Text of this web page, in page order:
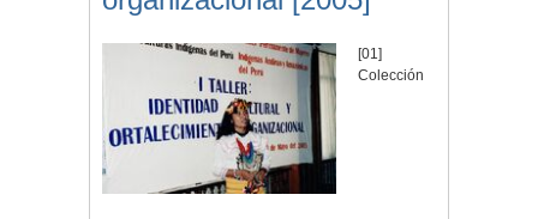
[01]
Colección